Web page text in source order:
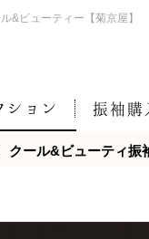
&ビューティー【菊京屋】
ション 振袖購
クール&ビューティ振